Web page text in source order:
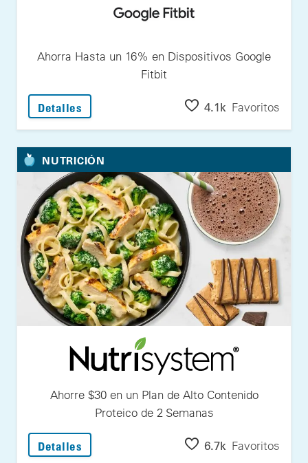
Ahorra Hasta un 16% en Dispositivos Google
Fitbit
Detalles : Ahorra Hasta un 16% en Dispositivos
4.1k Favoritos
NUTRICIÓN
Ahorre $30 en un Plan de Alto Contenido
Proteico de 2 Semanas
Detalles : Ahorre $30 en un Plan de Alto Contenido
6.7k Favoritos